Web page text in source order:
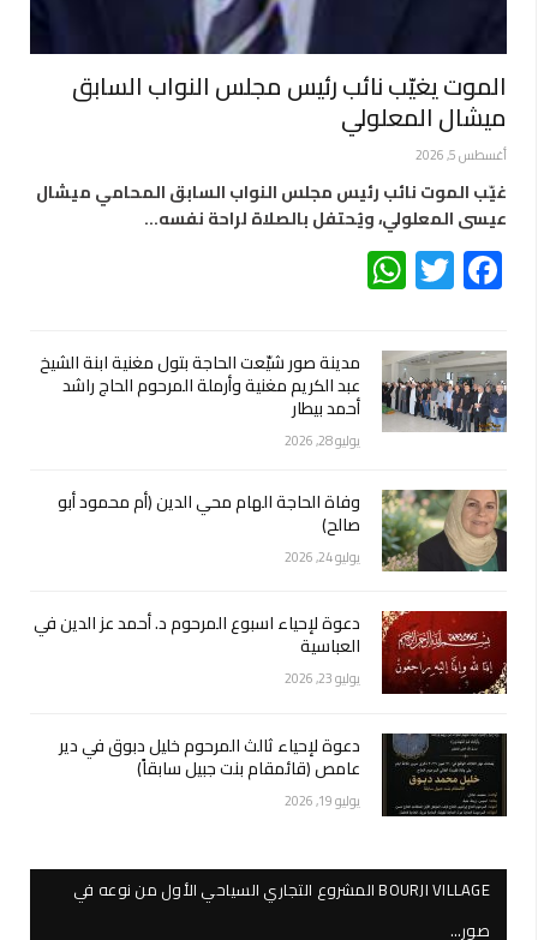
الموت يغيّب نائب رئيس مجلس النواب السابق
ميشال المعلولي
أغسطس 5, 2026
غيّب الموت نائب رئيس مجلس النواب السابق المحامي ميشال
عيسى المعلولي، ويُحتفل بالصلاة لراحة نفسه…
Facebook
Twitter
مدينة صور شيّعت الحاجة بتول مغنية ابنة الشيخ
عبد الكريم مغنية وأرملة المرحوم الحاج راشد
أحمد بيطار
يوليو 28, 2026
وفاة الحاجة الهام محي الدين (أم محمود أبو
صالح)
يوليو 24, 2026
دعوة لإحياء اسبوع المرحوم د. أحمد عز الدين في
العباسية
يوليو 23, 2026
دعوة لإحياء ثالث المرحوم خليل دبوق في دير
عامص (قائمقام بنت جبيل سابقاً)
يوليو 19, 2026
BOURJI VILLAGE المشروع التجاري السياحي الأول من نوعه في
صور…